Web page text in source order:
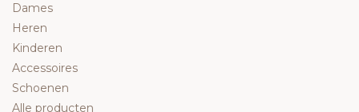
Dames
Heren
Kinderen
Accessoires
Schoenen
Alle producten